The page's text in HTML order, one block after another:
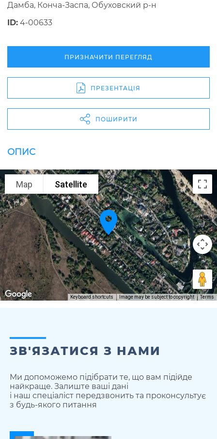
Дамба, Конча-Заспа, Обуховский р-н
ID: 4-00633
ПРИЗНАЧИТИ ПЕРЕГЛЯД
ПРЕЗЕНТАЦІЯ
ПОШИРИТИ
ОПИС
Map Satellite
Keyboard shortcuts Image may be subject to copyright Terms
ЗВ'ЯЗАТИСЯ З НАМИ
Ми допоможемо підібрати те, що вам підійде
найкраще. Залиште ваші дані
і наш спеціаліст передзвонить та проконсультує
з будь-якого питання